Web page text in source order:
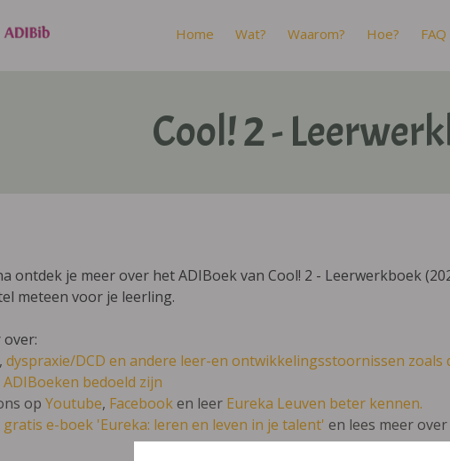
Home Wat? Waarom? Hoe? FAQ
Cool! 2 -
ontdek je meer over het ADIBoek van Cool! 2 - Leerwerkboek
meteen voor je leerling.
over:
, dyspraxie/DCD en andere leer-en ontwikkelingsstoornissen zoals
bedoeld zijn
op Youtube, Facebooken leer Eureka Leuven beter kennen.
gratis e-boek 'Eureka: leren en leven in je talent' en lees meer